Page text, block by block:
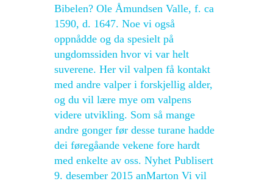
Bibelen? Ole Åmundsen Valle, f. ca
1590, d. 1647. Noe vi også
oppnådde og da spesielt på
ungdomssiden hvor vi var helt
suverene. Her vil valpen få kontakt
med andre valper i forskjellig alder,
og du vil lære mye om valpens
videre utvikling. Som så mange
andre gonger før desse turane hadde
dei føregåande vekene fore hardt
med enkelte av oss. Nyhet Publisert
9. desember 2015 anMarton Vi vil